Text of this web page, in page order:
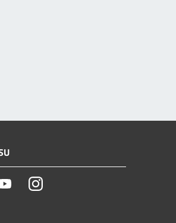
YoutubeInstagram